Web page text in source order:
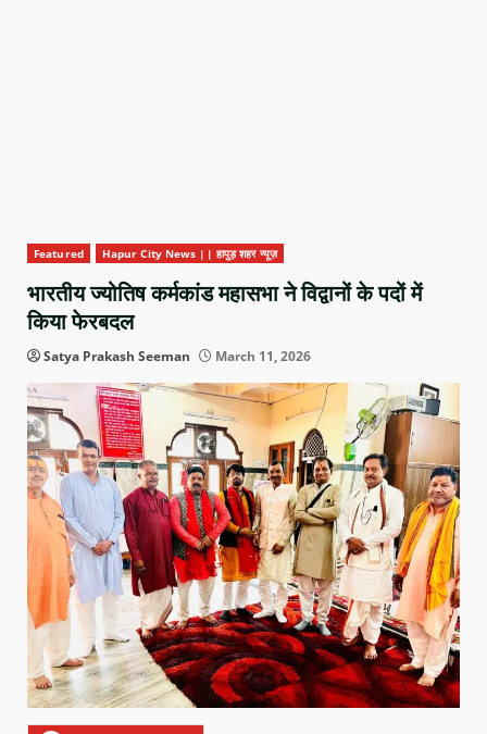
Featured Hapur City News || हापुड़ शहर न्यूज़
भारतीय ज्योतिष कर्मकांड महासभा ने विद्वानों के पदों में
किया फेरबदल
Satya Prakash Seeman March 11, 2026